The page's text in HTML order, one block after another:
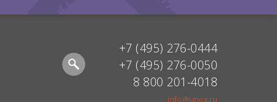
+7 (495) 276-0444
+7 (495) 276-0050
8 800 201-4018
info@unex.ru